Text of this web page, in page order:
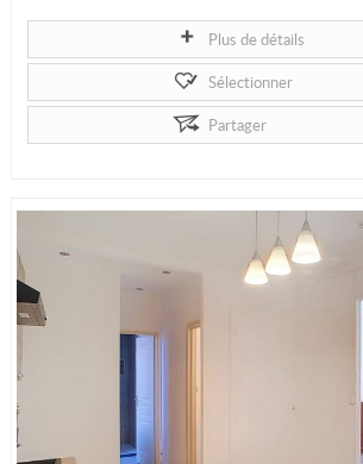
Plus de détails
Sélectionner
Partager